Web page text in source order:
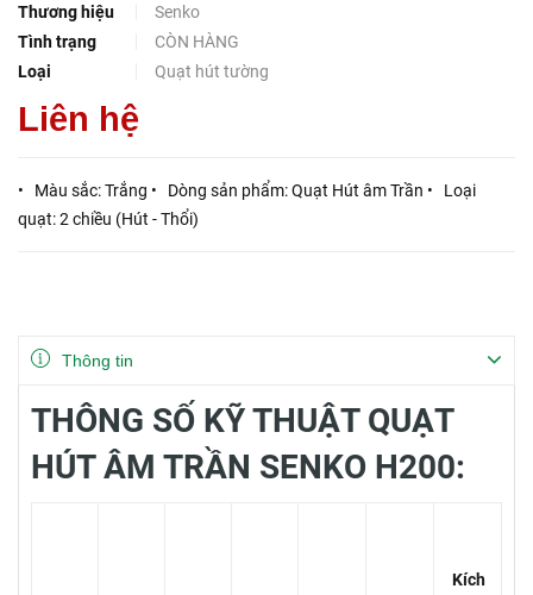
Thương hiệu
Senko
Tình trạng
CÒN HÀNG
Loại
Quạt hút tường
Liên hệ
• Màu sắc: Trắng • Dòng sản phẩm: Quạt Hút âm Trần • Loại
quạt: 2 chiều (Hút - Thổi)
Thông tin
THÔNG SỐ KỸ THUẬT QUẠT
HÚT ÂM TRẦN SENKO H200:
Kích